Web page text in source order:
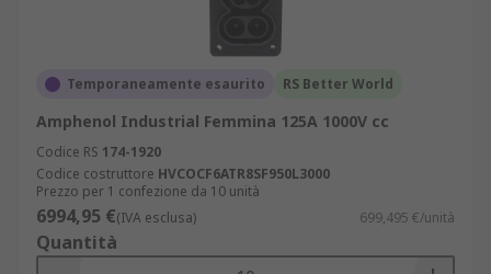
Temporaneamente esaurito RS Better World
Amphenol Industrial Femmina 125A 1000V cc
Codice RS 174-1920
Codice costruttore HVCOCF6ATR8SF950L3000
Prezzo per 1 confezione da 10 unità
6994,95 €(IVA esclusa) 699,495 €/unità
Quantità